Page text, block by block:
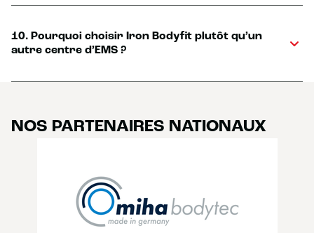
10. Pourquoi choisir Iron Bodyfit plutôt qu’un
autre centre d’EMS ?
NOS PARTENAIRES NATIONAUX